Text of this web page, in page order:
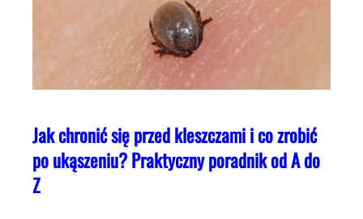
Jak chronić się przed kleszczami i co zrobić
po ukąszeniu? Praktyczny poradnik od A do
Z